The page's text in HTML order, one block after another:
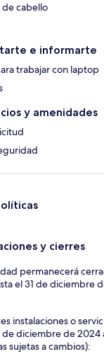
de cabello
e informarte
trabajar con laptop
y amenidades
y cierres
permanecerá
el 31 de diciembre
instalaciones o
diciembre de 2024
sujetas a cambios):